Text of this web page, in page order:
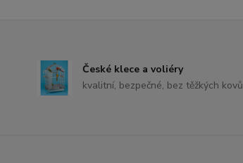
České klece a voliéry
kvalitní, bezpečné, bez těžkých kovů